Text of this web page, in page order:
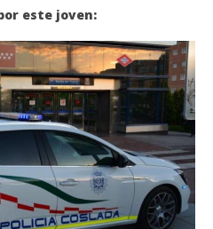
este joven: